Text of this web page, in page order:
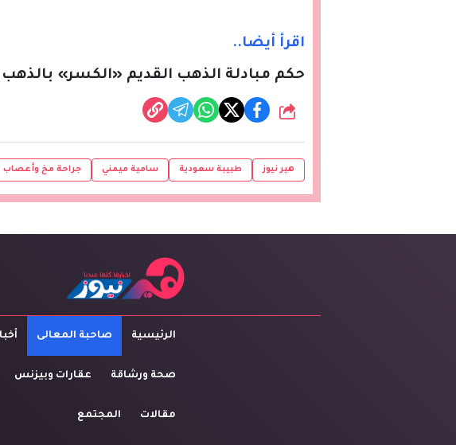
اقرأ أيضا..
حكم مبادلة الذهب القديم «الكسر»
شارك
هير نيوز طبيبة سعودية سامية ميمني جراحة مخ وأعصاب
الرئيسية صاحبة المعالى
صحة ورشاقة عقارات وبيزنس
مقالات المجتمع